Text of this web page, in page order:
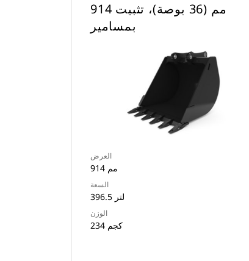
914 مم (36 بوصة)، تثبيت
بمسامير
العرض
914 مم
السعة
396.5 لتر
الوزن
234 كجم